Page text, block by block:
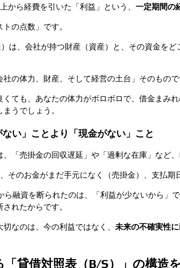
から経費を引いた「利益」という、 一定期間の
の点数」です。
は、会社が持つ財産（資産）と、その資金をど
の体力、財産、そして経営の土台」そのもので
ても、あなたの体力がボロボロで、借金まみ
うでしょう。
い」ことより「現金がない」こと
「売掛金の回収遅延」や「過剰な在庫」など
そのお金がまだ手元になく（売掛金）、支払期
融資を断られたのは、「利益が少ないから」
れたからです。
なのは、今の利益ではなく、 未来の不確実性
貸借対照表（B/S）」の構造